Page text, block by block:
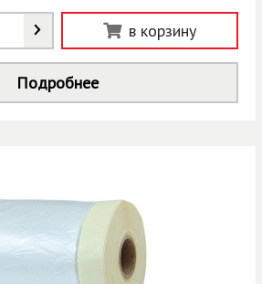
в корзину
Подробнее